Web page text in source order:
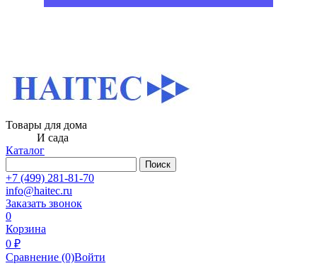
Товары для дома
И сада
Каталог
Поиск
+7 (499) 281-81-70
info@haitec.ru
Заказать звонок
0
Корзина
0 ₽
Сравнение (0)Войти